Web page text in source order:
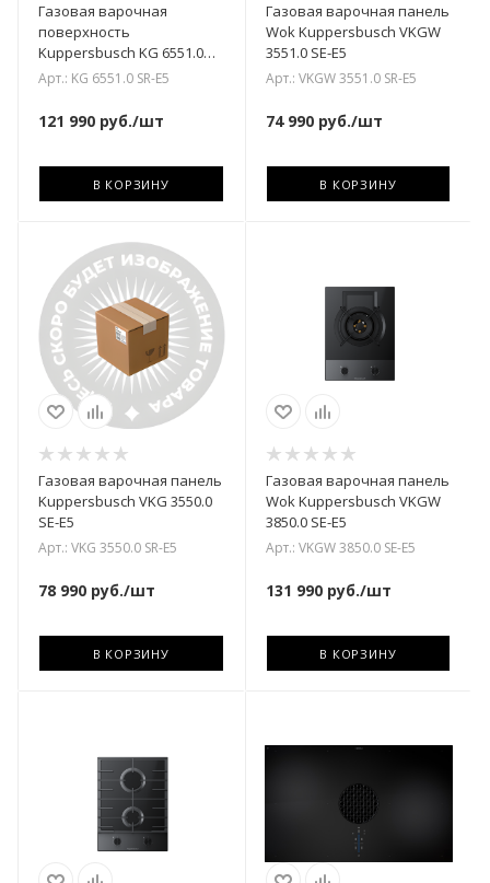
Газовая варочная
поверхность
Kuppersbusch KG 6551.0
SR-E5
Арт.: KG 6551.0 SR-E5
121 990 руб./шт
В КОРЗИНУ
Газовая варочная панель
Wok Kuppersbusch VKGW
3551.0 SE-E5
Арт.: VKGW 3551.0 SR-E5
74 990руб./шт
В КОРЗИНУ
Газовая варочная панель
Kuppersbusch VKG 3550.0
SE-E5
Арт.: VKG 3550.0 SR-E5
78 990 руб./шт
В КОРЗИНУ
Газовая варочная панель
Wok Kuppersbusch VKGW
3850.0 SE-E5
Арт.: VKGW 3850.0 SE-E5
131 990руб./шт
В КОРЗИНУ